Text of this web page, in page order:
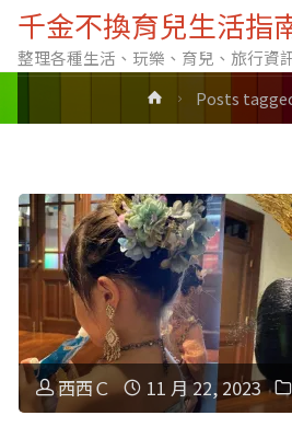
千金不換育兒生活指
整理各種生活、玩樂、育兒、旅行資
標籤: 泰
HomePosts
西西Ｃ 11 月 22, 2023